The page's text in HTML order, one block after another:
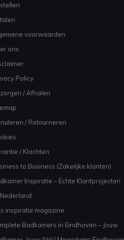
voorwaarden
ons
Policy
/ Afhalen
/ Retourneren
/ Klachten
to Business (Zakelijke klanten)
Inspiratie – Échte Klantprojecten
inspiratie magazine
Badkamers in Eindhoven – Jouw